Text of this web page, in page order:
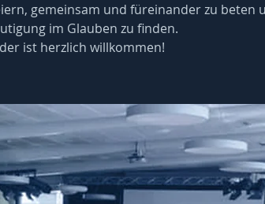
gemeinsam und füreinander zu beten
im Glauben zu finden.
ist herzlich willkommen!